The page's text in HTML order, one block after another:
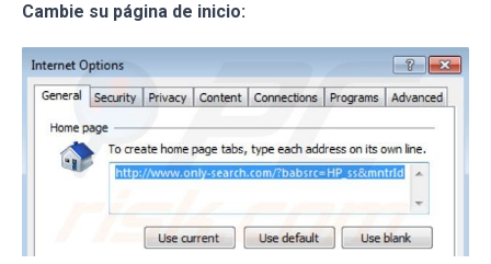
Cambie su página de inicio: